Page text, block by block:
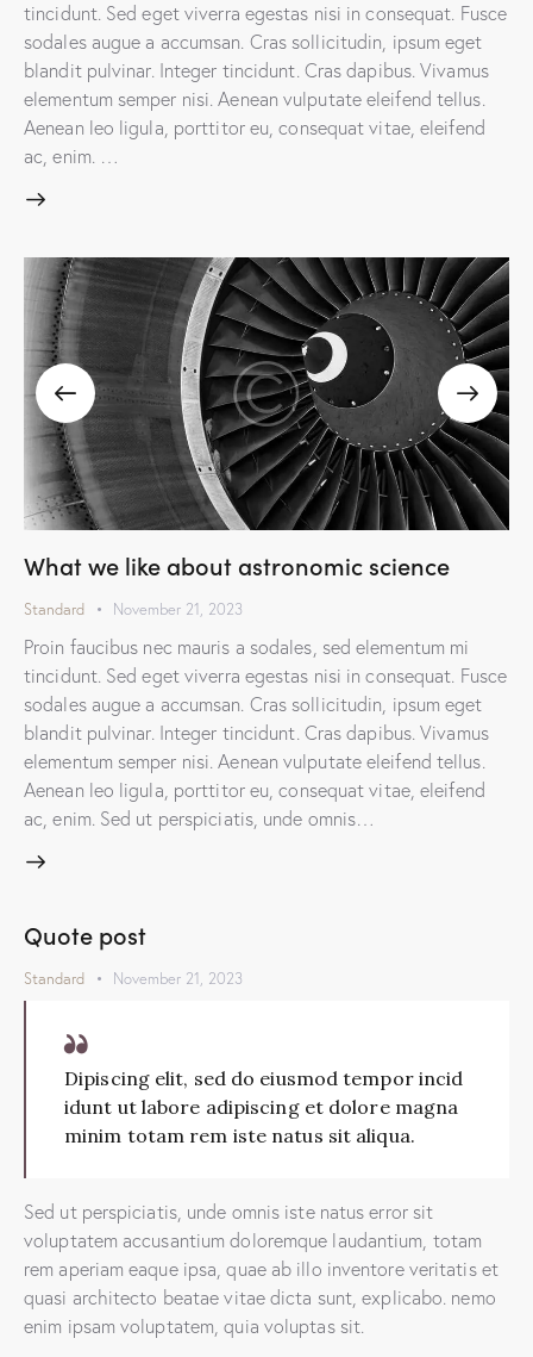
tincidunt. Sed eget viverra egestas nisi in consequat. Fusce
sodales augue a accumsan. Cras sollicitudin, ipsum eget
blandit pulvinar. Integer tincidunt. Cras dapibus. Vivamus
elementum semper nisi. Aenean vulputate eleifend tellus.
Aenean leo ligula, porttitor eu, consequat vitae, eleifend
ac, enim. …
What we like about astronomic science
Standard November 21, 2023
Proin faucibus nec mauris a sodales, sed elementum mi
tincidunt. Sed eget viverra egestas nisi in consequat. Fusce
sodales augue a accumsan. Cras sollicitudin, ipsum eget
blandit pulvinar. Integer tincidunt. Cras dapibus. Vivamus
elementum semper nisi. Aenean vulputate eleifend tellus.
Aenean leo ligula, porttitor eu, consequat vitae, eleifend
ac, enim. Sed ut perspiciatis, unde omnis…
Quote post
Standard November 21, 2023
Dipiscing elit, sed do eiusmod tempor incid
idunt ut labore adipiscing et dolore magna
minim totam rem iste natus sit aliqua.
Sed ut perspiciatis, unde omnis iste natus error sit
voluptatem accusantium doloremque laudantium, totam
rem aperiam eaque ipsa, quae ab illo inventore veritatis et
quasi architecto beatae vitae dicta sunt, explicabo. nemo
enim ipsam voluptatem, quia voluptas sit.